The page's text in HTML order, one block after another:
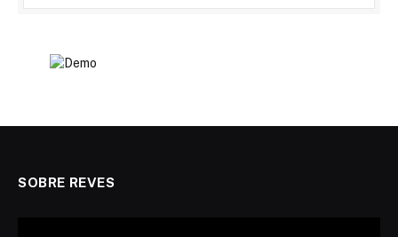
SOBRE REVES